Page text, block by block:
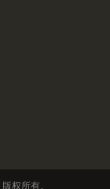
版权所有。